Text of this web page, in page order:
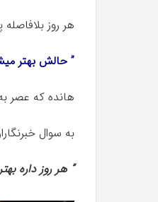
هر روز
” حالش بهتر
هانده که عصر به بیمارستان
به سوال
” هر روز داره